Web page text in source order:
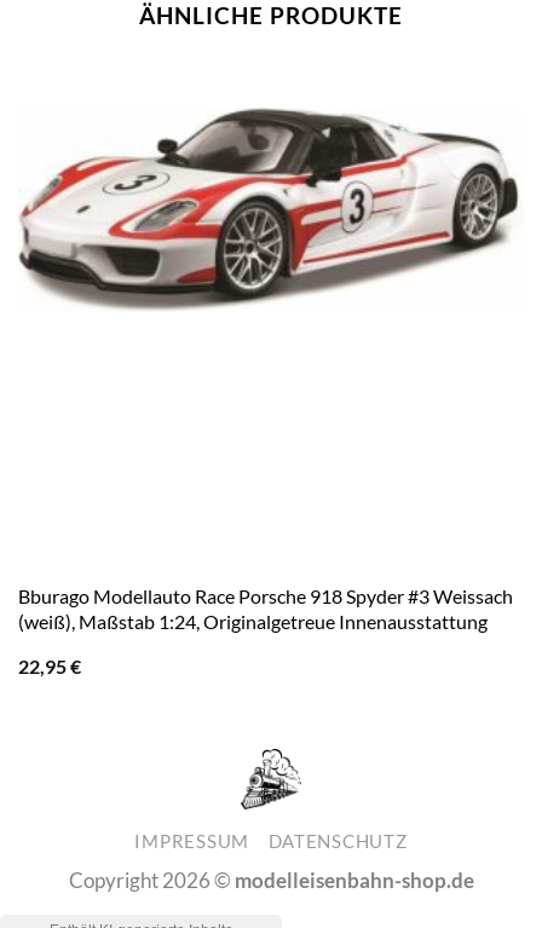
ÄHNLICHE PRODUKTE
Bburago Modellauto Race Porsche 918 Spyder #3 Weissach
(weiß), Maßstab 1:24, Originalgetreue Innenausstattung
22,95€
IMPRESSUM DATENSCHUTZ
Copyright 2026 © modelleisenbahn-shop.de